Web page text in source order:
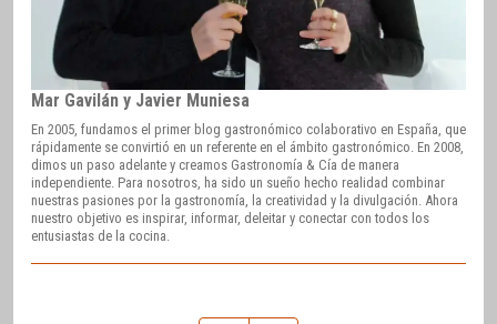
Mar Gavilán y Javier Muniesa
En 2005, fundamos el primer blog gastronómico colaborativo en España, que
rápidamente se convirtió en un referente en el ámbito gastronómico. En 2008,
dimos un paso adelante y creamos Gastronomía & Cía de manera
independiente. Para nosotros, ha sido un sueño hecho realidad combinar
nuestras pasiones por la gastronomía, la creatividad y la divulgación. Ahora
nuestro objetivo es inspirar, informar, deleitar y conectar con todos los
entusiastas de la cocina.